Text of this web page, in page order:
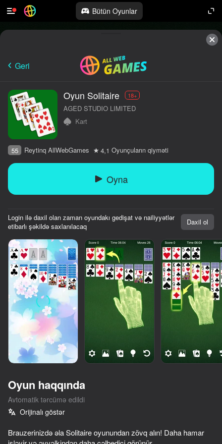
Bütün Oyunlar
Sudoku
Mahjong Zen Garden
Poker Online
Geri
Oyun Solitaire 18+
AGED STUDIO LIMITED
Kart
55 Reytinq AllWebGames 4,1 Oyunçuların qiyməti
Oyna
Login ilə daxil olan zaman oyundakı gedişat və nailiyyətlər
etibarlı şəkildə saxlanılacaq
Daxil ol
Oyun haqqında
Avtomatik tərcümə edildi
Orijinalı göstər
Brauzerinizdə əla Solitaire oyunundan zövq alın! Daha hamar